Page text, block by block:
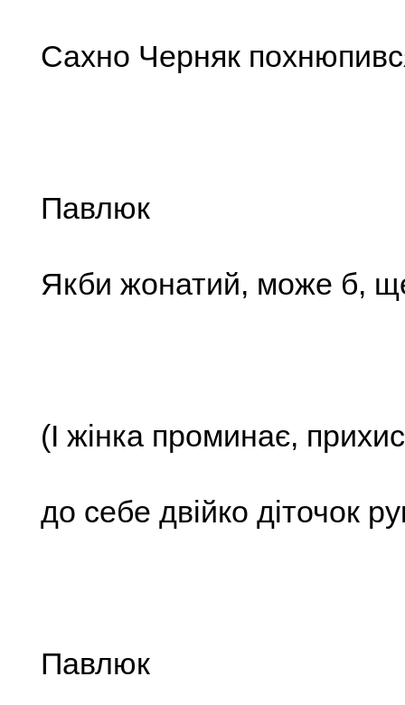
Сахно Черняк
Павлюк
Якби жонатий, може б,
(І жінка проминає,
до себе двійко діточок
Павлюк